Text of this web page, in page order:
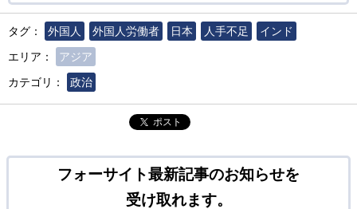
タグ： 外国人 外国人労働者 日本 人手不足
インド
エリア：
アジア
カテゴリ：
政治
ポスト
フォーサイト最新記事のお知らせを
受け取れます。